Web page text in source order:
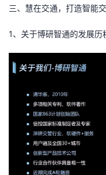
三、慧在交通，打造智能
1、关于博研智通的发展历